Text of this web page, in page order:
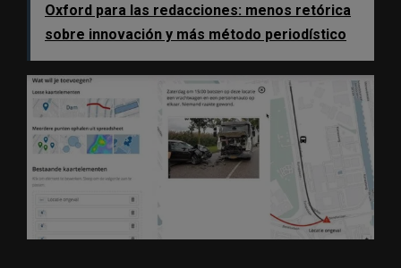
Oxford para las redacciones: menos retórica
sobre innovación y más método periodístico